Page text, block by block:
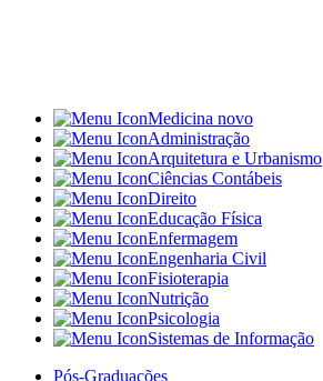
Medicina novo
Administração
Arquitetura e Urbanismo
Ciências Contábeis
Direito
Educação Física
Enfermagem
Engenharia Civil
Fisioterapia
Nutrição
Psicologia
Sistemas de Informação
Pós-Graduações